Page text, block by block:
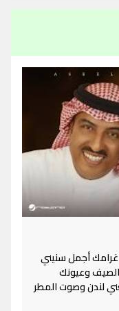
غرامك أجمل سنيني
وعيونك
لندن وصوت المطر